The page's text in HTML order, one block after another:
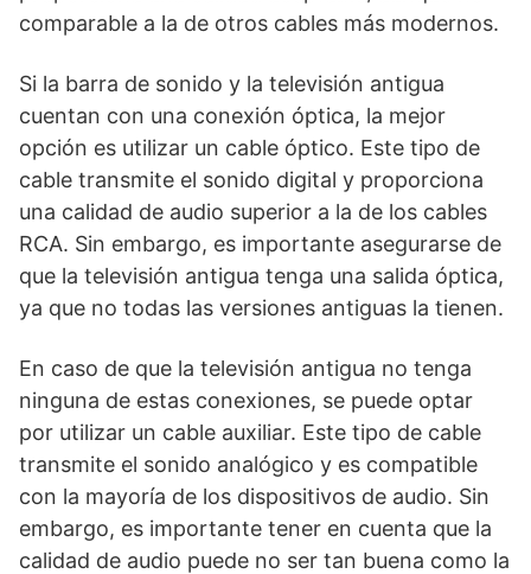
comparable a la de otros cables más modernos.
Si la barra de sonido y la televisión antigua
cuentan con una conexión óptica, la mejor
opción es utilizar un cable óptico. Este tipo de
cable transmite el sonido digital y proporciona
una calidad de audio superior a la de los cables
RCA. Sin embargo, es importante asegurarse de
que la televisión antigua tenga una salida óptica,
ya que no todas las versiones antiguas la tienen.
En caso de que la televisión antigua no tenga
ninguna de estas conexiones, se puede optar
por utilizar un cable auxiliar. Este tipo de cable
transmite el sonido analógico y es compatible
con la mayoría de los dispositivos de audio. Sin
embargo, es importante tener en cuenta que la
calidad de audio puede no ser tan buena como la